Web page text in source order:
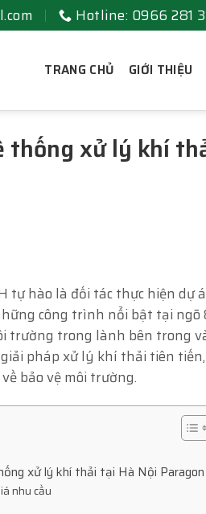
Hotline: 0966 281
TRANG CHỦ GIỚI THIỆU
xử lý khí
tự hào là đối tác thực hiện dự
công trình nổi bật tại ngõ
trường trong lành bên trong
giải pháp xử lý khí thải tiên
bảo vệ môi trường.
xử lý khí thải tại Hà Nội Paragon
nhu cầu